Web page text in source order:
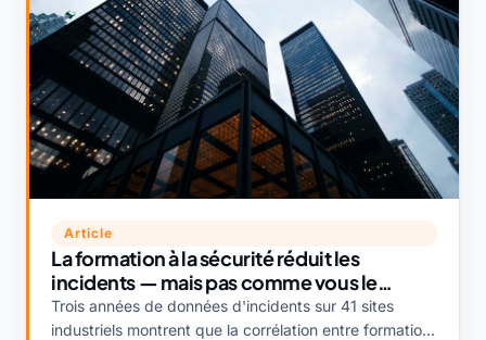
Article
La formation à la sécurité réduit les
incidents — mais pas comme vous le
pensez
Trois années de données d'incidents sur 41 sites
industriels montrent que la corrélation entre formation